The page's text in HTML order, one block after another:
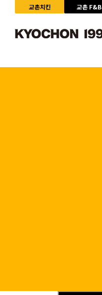
교촌치킨
교촌 F&B